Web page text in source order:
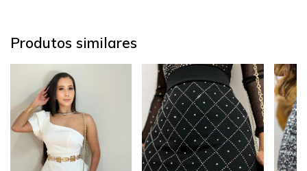
Produtos similares